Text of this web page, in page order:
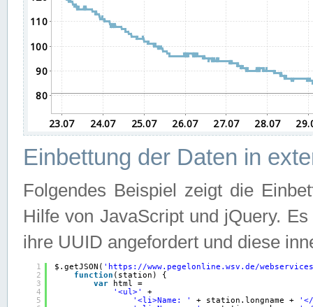
Einbettung der Daten in
Folgendes Beispiel zeigt die
Hilfe von JavaScript und jQuery.
ihre UUID angefordert und diese
1
2
3
4
5
$.getJSON( ' https://www.pegelonline.wsv.de/
function (station) {
var
html =
'<ul>'
+
'<li>Name: '
+ station.longname +